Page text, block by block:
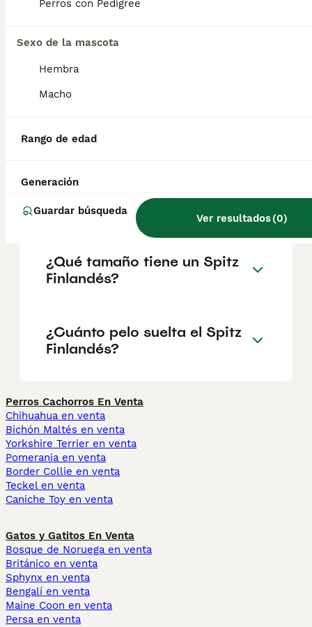
Perros con Pedigree
Sexo de la mascota
Hembra
Macho
Rango de edad
Generación
Guardar búsqueda
Ver resultados(0)
Informarse bien y comparar opciones antes
decisión.
hay?
¿Es el Spitz finlandés un
buen perro de familia?
¿Qué tamaño tiene un Spitz
Finlandés?
¿Cuánto pelo suelta el Spitz
Finlandés?
Perros Cachorros En Venta
Chihuahua en venta
Bichón Maltés en venta
Yorkshire Terrier en venta
Pomerania en venta
Border Collie en venta
Teckel en venta
Caniche Toy en venta
Gatos y Gatitos En Venta
Bosque de Noruega en venta
Británico en venta
Sphynx en venta
Bengalí en venta
Maine Coon en venta
Persa en venta